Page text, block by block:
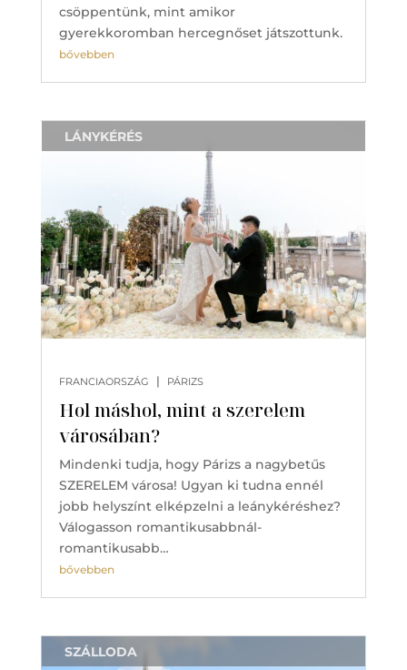
csöppentünk, mint amikor
gyerekkoromban hercegnőset játszottunk.
bővebben
Hol máshol, mint a szerelem
városában?
FRANCIAORSZÁG | PÁRIZS
LÁNYKÉRÉS
Mindenki tudja, hogy Párizs a nagybetűs
SZERELEM városa! Ugyan ki tudna ennél
jobb helyszínt elképzelni a leánykéréshez?
Válogasson romantikusabbnál-
romantikusabb…
bővebben
SZÁLLODA